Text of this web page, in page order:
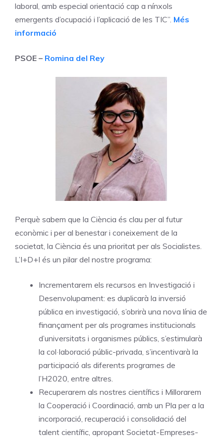
laboral, amb especial orientació cap a nínxols
emergents d’ocupació i l’aplicació de les TIC”. Més
informació
PSOE – Romina del Rey
Perquè sabem que la Ciència és clau per al futur
econòmic i per al benestar i coneixement de la
societat, la Ciència és una prioritat per als Socialistes.
L’I+D+I és un pilar del nostre programa:
Incrementarem els recursos en Investigació i
Desenvolupament: es duplicarà la inversió
pública en investigació, s’obrirà una nova línia de
finançament per als programes institucionals
d’universitats i organismes públics, s’estimularà
la col·laboració públic-privada, s’incentivarà la
participació als diferents programes de
l’H2020, entre altres.
Recuperarem als nostres científics i Millorarem
la Cooperació i Coordinació, amb un Pla per a la
incorporació, recuperació i consolidació del
talent científic, apropant Societat-Empreses-